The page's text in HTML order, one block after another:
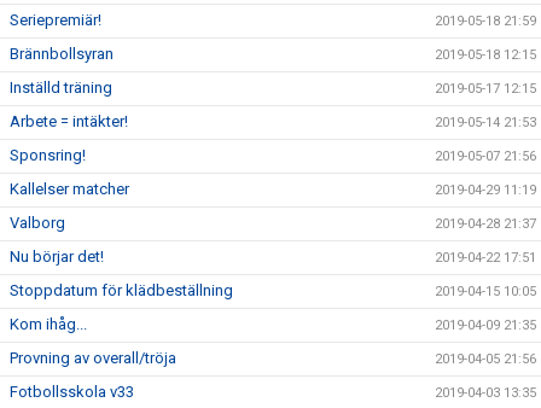
Seriepremiär! 2019-05-18 21:59
Brännbollsyran 2019-05-18 12:15
Inställd träning 2019-05-17 12:15
Arbete = intäkter! 2019-05-14 21:53
Sponsring! 2019-05-07 21:56
Kallelser matcher 2019-04-29 11:19
Valborg 2019-04-28 21:37
Nu börjar det! 2019-04-22 17:51
Stoppdatum för klädbeställning 2019-04-15 10:05
Kom ihåg... 2019-04-09 21:35
Provning av overall/tröja 2019-04-05 21:56
Fotbollsskola v33 2019-04-03 13:35